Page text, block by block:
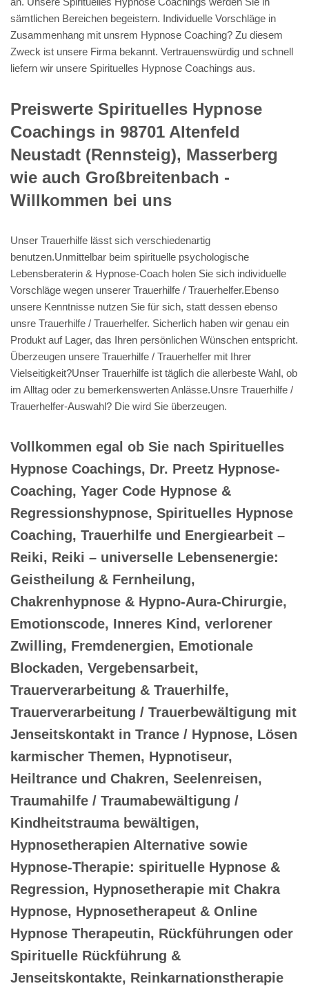
sämtlichen Bereichen begeistern. Individuelle Vorschläge in
Zusammenhang mit unsrem Hypnose Coaching? Zu diesem
Zweck ist unsere Firma bekannt. Vertrauenswürdig und schnell
liefern wir unsere Spirituelles Hypnose Coachings aus.
Preiswerte Spirituelles Hypnose
Coachings in 98701 Altenfeld
Neustadt (Rennsteig), Masserberg
wie auch Großbreitenbach -
Willkommen bei uns
Unser Trauerhilfe lässt sich verschiedenartig
benutzen.Unmittelbar beim spirituelle psychologische
Lebensberaterin & Hypnose-Coach holen Sie sich individuelle
Vorschläge wegen unserer Trauerhilfe / Trauerhelfer.Ebenso
unsere Kenntnisse nutzen Sie für sich, statt dessen ebenso
unsre Trauerhilfe / Trauerhelfer. Sicherlich haben wir genau ein
Produkt auf Lager, das Ihren persönlichen Wünschen entspricht.
Überzeugen unsere Trauerhilfe / Trauerhelfer mit Ihrer
Vielseitigkeit?Unser Trauerhilfe ist täglich die allerbeste Wahl, ob
im Alltag oder zu bemerkenswerten Anlässe.Unsre Trauerhilfe /
Trauerhelfer-Auswahl? Die wird Sie überzeugen.
Vollkommen egal ob Sie nach Spirituelles
Hypnose Coachings, Dr. Preetz Hypnose-
Coaching, Yager Code Hypnose &
Regressionshypnose, Spirituelles Hypnose
Coaching, Trauerhilfe und Energiearbeit –
Reiki, Reiki – universelle Lebensenergie:
Geistheilung & Fernheilung,
Chakrenhypnose & Hypno-Aura-Chirurgie,
Emotionscode, Inneres Kind, verlorener
Zwilling, Fremdenergien, Emotionale
Blockaden, Vergebensarbeit,
Trauerverarbeitung & Trauerhilfe,
Trauerverarbeitung / Trauerbewältigung mit
Jenseitskontakt in Trance / Hypnose, Lösen
karmischer Themen, Hypnotiseur,
Heiltrance und Chakren, Seelenreisen,
Traumahilfe / Traumabewältigung /
Kindheitstrauma bewältigen,
Hypnosetherapien Alternative sowie
Hypnose-Therapie: spirituelle Hypnose &
Regression, Hypnosetherapie mit Chakra
Hypnose, Hypnosetherapeut & Online
Hypnose Therapeutin, Rückführungen oder
Spirituelle Rückführung &
Jenseitskontakte, Reinkarnationstherapie